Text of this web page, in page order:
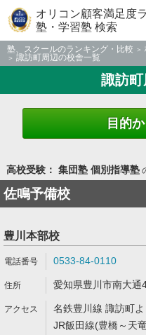
オリコン顧客満足度
塾・学習塾 検索
塾、スクールのランキング・比較
諏訪町周辺の校舎一覧
諏訪
目的
高校受験： 集団塾 個別指導塾
佐鳴予備校
豊川本部校
0533-84-0110
愛知県豊川市南大通
名鉄豊川線 諏訪町
JR飯田線(豊橋～天